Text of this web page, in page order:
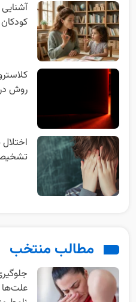
کودکان
روش
مطالب منتخب